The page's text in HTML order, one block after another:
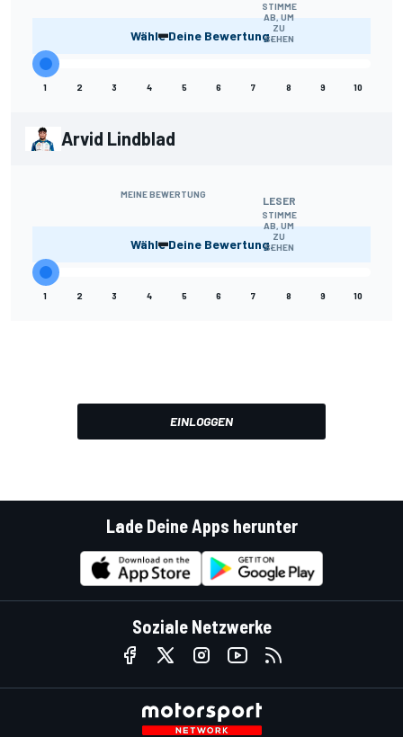
-
STIMME
AB, UM
ZU
SEHEN
Wähle Deine Bewertung.
1 2 3 4 5 6 7 8 9 10
Arvid Lindblad
MEINE BEWERTUNG
-
LESER
STIMME
AB, UM
ZU
SEHEN
Wähle Deine Bewertung.
1 2 3 4 5 6 7 8 9 10
EINLOGGEN
Lade Deine Apps herunter
Soziale Netzwerke